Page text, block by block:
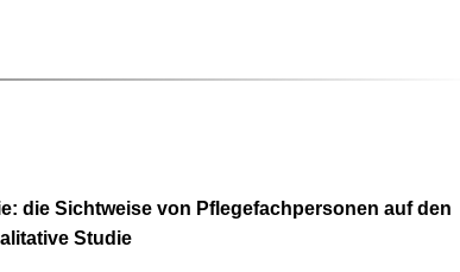
die Sichtweise von Pflegefachpersonen auf den
Studie